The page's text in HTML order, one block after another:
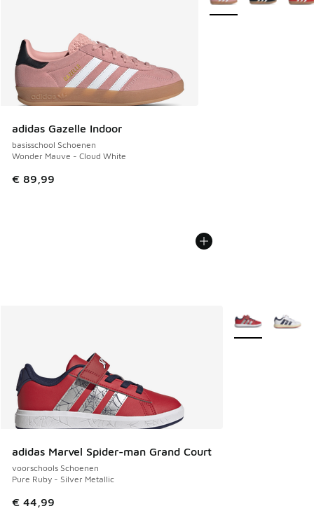
adidas Gazelle Indoor
basisschool Schoenen
Wonder Mauve - Cloud White
€ 89,99
adidas Marvel Spider-man Grand Court
voorschools Schoenen
Pure Ruby - Silver Metallic
€ 44,99
Meer kleuren